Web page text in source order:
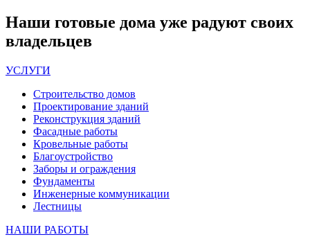
Наши готовые дома уже радуют своих
владельцев
УСЛУГИ
Строительство домов
Проектирование зданий
Реконструкция зданий
Фасадные работы
Кровельные работы
Благоустройство
Заборы и ограждения
Фундаменты
Инженерные коммуникации
Лестницы
НАШИ РАБОТЫ